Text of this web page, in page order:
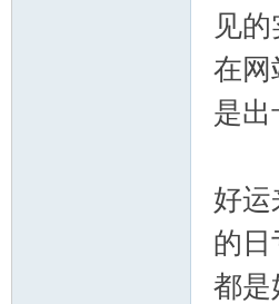
见
在网
是
好
的
都是